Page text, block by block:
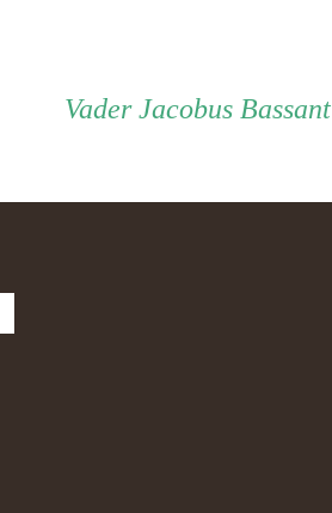
VaderVader
Jacobus Bassant